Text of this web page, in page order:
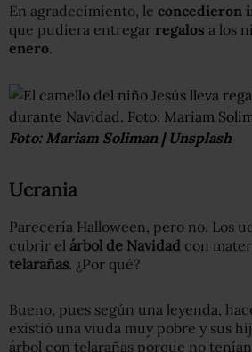
En agradecimiento, le concedieron
que pudiera entregar regalos a los
enero.
Foto: Mariam Soliman | Unsplash
Ucrania
Parecería Halloween, pero no. Los
cubrir el árbol de Navidad con
telarañas. ¿Por qué?
Bueno, pues según una leyenda,
existió una viuda muy pobre y sus
árbol con telarañas porque no